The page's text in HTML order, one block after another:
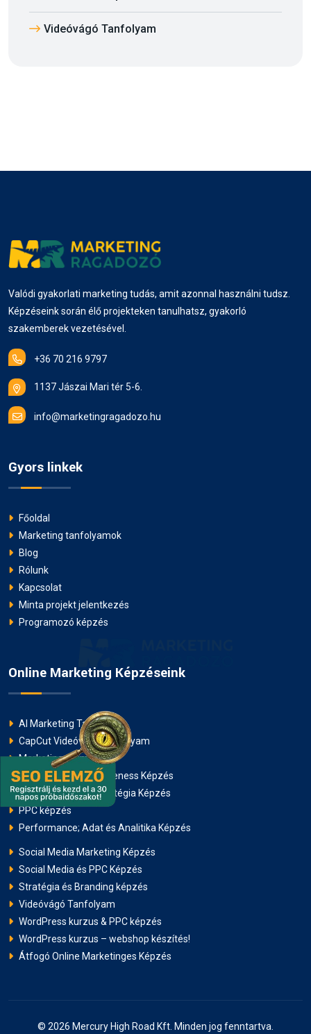
Videóvágó Tanfolyam
Valódi gyakorlati marketing tudás, amit azonnal használni tudsz.
Képzéseink során élő projekteken tanulhatsz, gyakorló
szakemberek vezetésével.
+36 70 216 9797
1137 Jászai Mari tér 5-6.
info@marketingragadozo.hu
Gyors linkek
Főoldal
Marketing tanfolyamok
Blog
Rólunk
Kapcsolat
Minta projekt jelentkezés
Programozó képzés
Online Marketing Képzéseink
AI Marketing Tanfolyam
CapCut Videóvágó Tanfolyam
Marketing Animáció
Média és Brand Awareness Képzés
Online Marketing Stratégia Képzés
PPC képzés
Performance; Adat és Analitika Képzés
Social Media Marketing Képzés
Social Media és PPC Képzés
Stratégia és Branding képzés
Videóvágó Tanfolyam
WordPress kurzus & PPC képzés
WordPress kurzus – webshop készítés!
Átfogó Online Marketinges Képzés
© 2026 Mercury High Road Kft. Minden jog fenntartva.